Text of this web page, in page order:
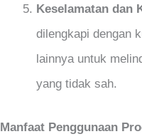
Keselamatan dan
dilengkapi dengan
lainnya untuk
yang tidak sah.
Manfaat Penggunaan